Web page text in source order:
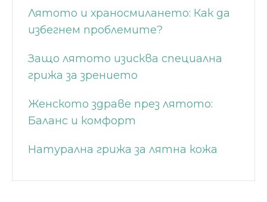
Лятото и храносмилането: Как да
избегнем проблемите?
Защо лятото изисква специална
грижа за зрението
Женското здраве през лятото:
Баланс и комфорт
Натурална грижа за лятна кожа